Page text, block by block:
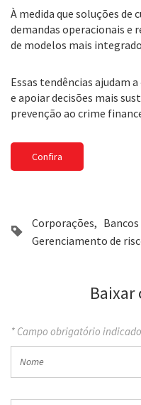
À medida que soluções de
demandas operacionais e
de modelos mais
Essas tendências ajudam
e apoiar decisões mais
prevenção ao crime
Confira
Corporações
Gerenciamento de
* Campo obrigatório indicado